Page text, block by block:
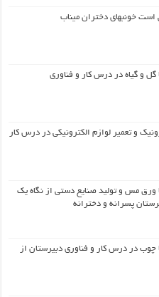
است خونبهای دختران میناب
و گیاه در درس کار و فناوری
و تعمیر لوازم الکترونیکی در درس کار
مس و تولید صنایع دستی از نگاه یک
پسرانه و دخترانه
در درس کار و فناوری دبیرستان از